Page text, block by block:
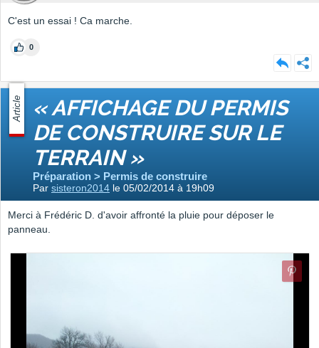
C'est un essai ! Ca marche.
0
Article « AFFICHAGE DU PERMIS
DE CONSTRUIRE SUR LE
TERRAIN »
Préparation > Permis de construire
Par sisteron2014 le 05/02/2014 à 19h09
Merci à Frédéric D. d'avoir affronté la pluie pour déposer le
panneau.